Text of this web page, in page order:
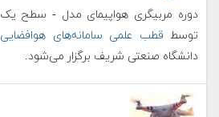
دوره مربيگری هواپیمای مدل - سطح یک
توسط قطب علمی سامانه‌های هوافضایی
دانشگاه صنعتی شریف برگزار می‌شود.